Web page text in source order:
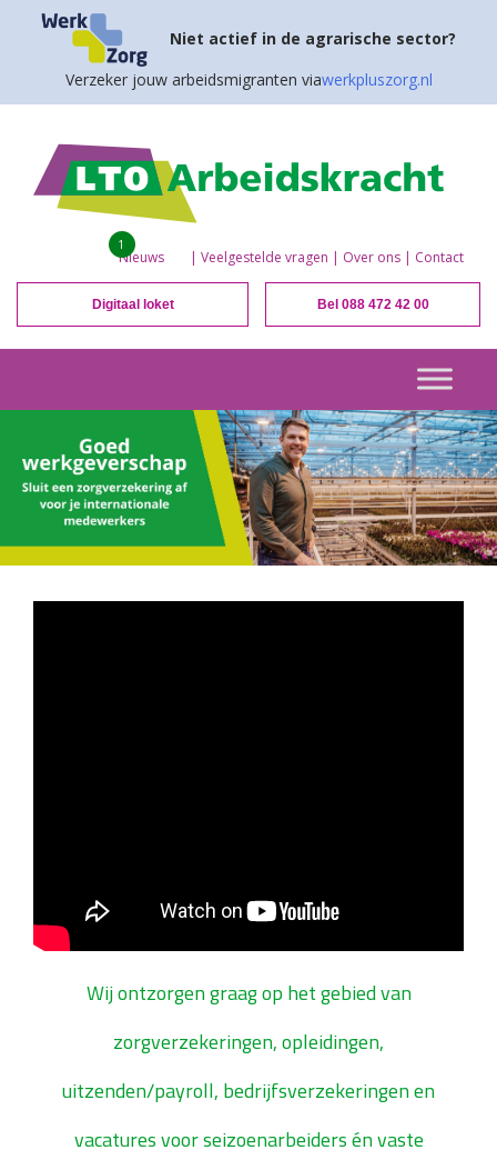
Niet actief in de agrarische sector?
Verzeker jouw arbeidsmigranten viawerkpluszorg.nl
Nieuws
1
| Veelgestelde vragen | Over ons | Contact
Digitaal loket Bel 088 472 42 00
Wij ontzorgen graag op het gebied van
zorgverzekeringen, opleidingen,
uitzenden/payroll, bedrijfsverzekeringen en
vacatures voor seizoenarbeiders én vaste